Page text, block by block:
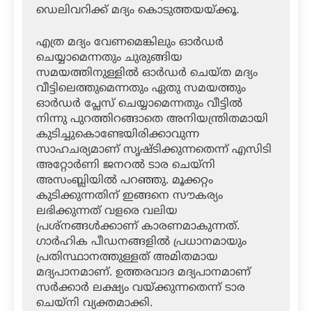
ഡെലിവറിക്ക് മദ്യം കൊടുത്തയയ്ക്കൂ.
എത്ര മദ്യം വേണമെങ്കിലും ഓര്‍ഡര്‍
ചെയ്യാമെന്നതും ചുരുങ്ങിയ
സമയത്തിനുള്ളില്‍ ഓര്‍ഡര്‍ ചെയ്ത മദ്യം
വീട്ടിലെത്തുമെന്നതും ഏതു സമയത്തും
ഓര്‍ഡര്‍ പ്ലേസ് ചെയ്യാമെന്നതും വീട്ടില്‍
നിന്നു പുറത്തിറങ്ങാതെ അനിയന്ത്രിതമായി
കുടിച്ചുകൊണ്ടേയിരിക്കാവുന്ന
സാഹചര്യമാണ് സൃഷ്ടിക്കുന്നതെന്ന് എസിടി
അറ്റോര്‍ണി ജനറല്‍ ടാര ചെയ്‌നി
അസംബ്ലിയില്‍ പറഞ്ഞു. മൂക്കറ്റം
കുടിക്കുന്നതിന് ഇങ്ങനെ സൗകര്യം
ലഭിക്കുന്നത് വളരെ വലിയ
പ്രശ്‌നങ്ങള്‍ക്കാണ് കാരണമാകുന്നത്.
ഗാര്‍ഹിക പീഡനങ്ങളില്‍ പ്രധാനമായും
പ്രതിസ്ഥാനത്തുള്ളത് അമിതമായ
മദ്യപാനമാണ്. ഉത്തരവാദ മദ്യപാനമാണ്
സര്‍ക്കാര്‍ ലക്ഷ്യം വയ്ക്കുന്നതെന്ന് ടാര
ചെയ്‌നി വ്യക്തമാക്കി.